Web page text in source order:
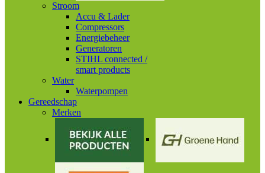
Stroom
Accu & Lader
Compressors
Energiebeheer
Generatoren
STIHL connected /
smart products
Water
Waterpompen
Gereedschap
Merken